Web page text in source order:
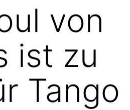
von
ist zu
Tango